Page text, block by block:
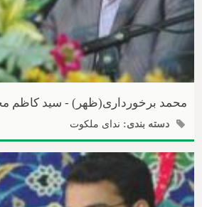
محمد برخورداری(ظهر) - سید کاظم
دسته بندی: ندای ملکوت